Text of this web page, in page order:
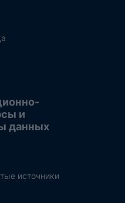
и
данных
источники